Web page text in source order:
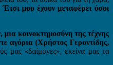
μου έχουν μεταφέρει όσοι
κοινοκτημοσύνη της τέχνης
αγόρια (Χρήστος Γεροντίδης,
μας «δαίμονες», εκείνα μας τα